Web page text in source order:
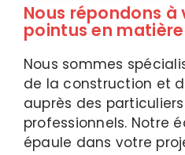
Nous répondons à
pointus en
Nous sommes
de la construction et
auprès des
professionnels. Notre
épaule dans votre